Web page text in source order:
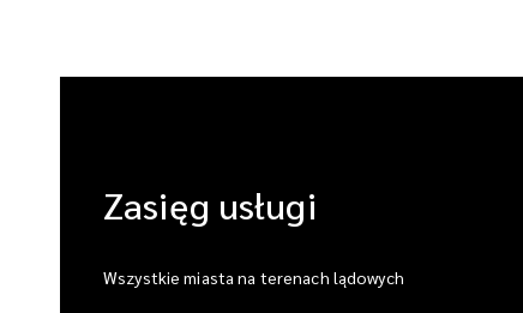
Zasięg usługi
Wszystkie miasta na terenach lądowych